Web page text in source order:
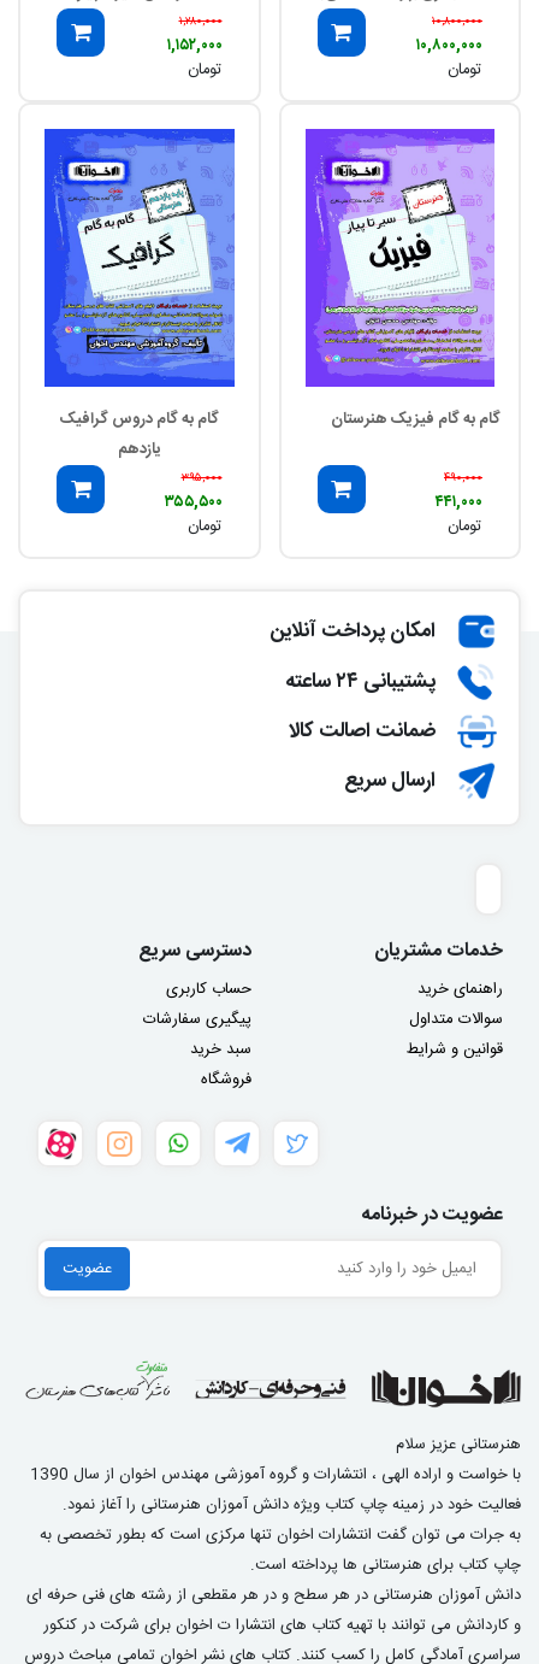
۱۰,۸۰۰,۰۰۰
۱۰,۸۰۰,۰۰۰
تومان
۱,۲۸۰,۰۰۰
۱,۱۵۲,۰۰۰
تومان
گام به گام فیزیک هنرستان
۴۹۰,۰۰۰
۴۴۱,۰۰۰
تومان
گام به گام دروس گرافیک
یازدهم
۳۹۵,۰۰۰
۳۵۵,۵۰۰
تومان
امکان پرداخت آنلاین
پشتیبانی ۲۴ ساعته
ضمانت اصالت کالا
ارسال سریع
خدمات مشتریان
راهنمای خرید
سوالات متداول
قوانین و شرایط
دسترسی سریع
حساب کاربری
پیگیری سفارشات
سبد خرید
فروشگاه
عضویت در خبرنامه
هنرستانی عزیز سلام
با خواست و اراده الهی ، انتشارات و گروه آموزشی مهندس اخوان از سال 1390
فعالیت خود در زمینه چاپ کتاب ویژه دانش آموزان هنرستانی را آغاز نمود.
به جرات می توان گفت انتشارات اخوان تنها مرکزی است که بطور تخصصی به
چاپ کتاب برای هنرستانی ها پرداخته است.
دانش آموزان هنرستانی در هر سطح و در هر مقطعی از رشته های فنی حرفه ای
و کاردانش می توانند با تهیه کتاب های انتشارا ت اخوان برای شرکت در کنکور
سراسری آمادگی کامل را کسب کنند. کتاب های نشر اخوان تمامی مباحث دروس